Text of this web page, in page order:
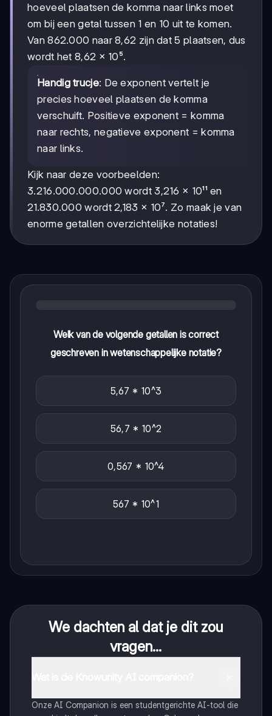
hoeveel plaatsen de komma naar links moet
om bij een getal tussen 1 en 10 uit te komen.
Van 862.000 naar 8,62 zijn dat 5 plaatsen, dus
wordt het 8,62 × 10⁵.
Handig trucje: De exponent vertelt je
precies hoeveel plaatsen de komma
verschuift. Positieve exponent = komma
naar rechts, negatieve exponent = komma
naar links.
Kijk naar deze voorbeelden:
3.216.000.000.000 wordt 3,216 × 10¹¹ en
21.830.000 wordt 2,183 × 10⁷. Zo maak je van
enorme getallen overzichtelijke notaties!
Welk van de volgende getallen is correct
geschreven in wetenschappelijke notatie?
5,67 * 10^3
56,7 * 10^2
0,567 * 10^4
567 * 10^1
We dachten al dat je dit zou
vragen...
Onze AI Companion is een studentgerichte AI-tool die